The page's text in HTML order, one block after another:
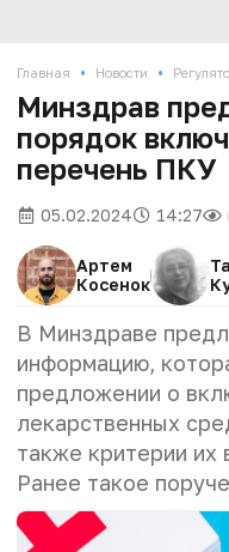
Главная • Новости •
Минздрав
порядок
перечень ПКУ
05.02.2024 14:27
Артем
Косенок
В Минздраве
информацию,
предложении о
лекарственных
также критерии их
Ранее такое